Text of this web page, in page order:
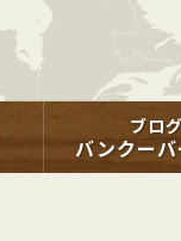
ブログ
バンクーバ